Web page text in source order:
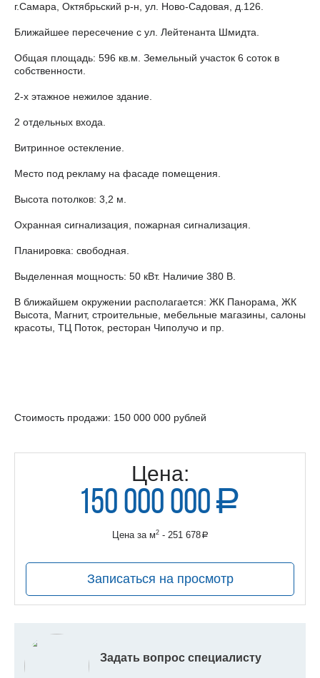
г.Самара, Октябрьский р-н, ул. Ново-Садовая, д.126.
Ближайшее пересечение с ул. Лейтенанта Шмидта.
Общая площадь: 596 кв.м. Земельный участок 6 соток в
собственности.
2-х этажное нежилое здание.
2 отдельных входа.
Витринное остекление.
Место под рекламу на фасаде помещения.
Высота потолков: 3,2 м.
Охранная сигнализация, пожарная сигнализация.
Планировка: свободная.
Выделенная мощность: 50 кВт. Наличие 380 В.
В ближайшем окружении располагается: ЖК Панорама, ЖК
Высота, Магнит, строительные, мебельные магазины, салоны
красоты, ТЦ Поток, ресторан Чиполучо и пр.
Стоимость продажи: 150 000 000 рублей
Цена:
150 000 000 a
руб.Цена за м2- 251 678a
Записаться на просмотр
Задать вопрос специалисту